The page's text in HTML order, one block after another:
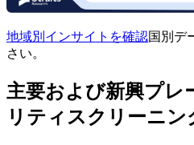
地域別インサイトを確認国別デ
さい。
主要および新興プレ
リティスクリーニン